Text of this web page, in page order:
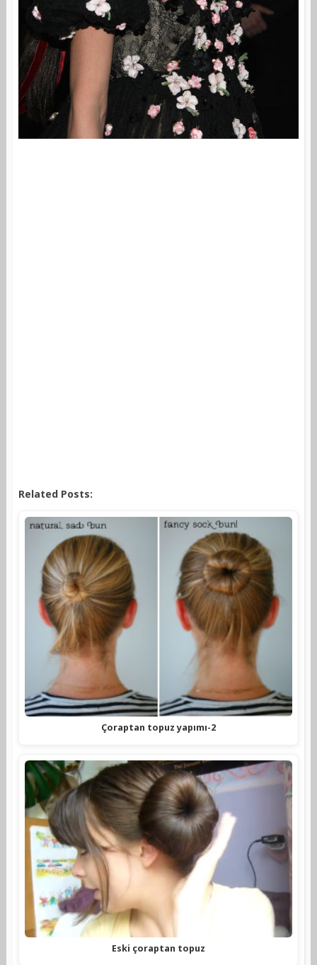
Related Posts:
Çoraptan topuz yapımı-2
Eski çoraptan topuz